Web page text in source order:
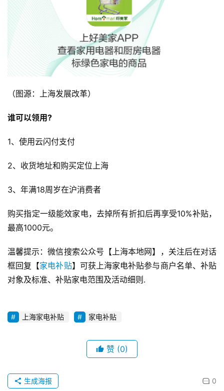
（图源：上海发展改革）
谁可以领用?
1、使用云闪付支付
2、收货地址和购买定位上海
3、年满18周岁在沪消费者
购买指定一级能效家电，去掉所有折扣后再享受10%补贴，
最高1000元。
温馨提示：微信搜索公众号【上海本地网】，关注后在对话
框回复【家电补贴】可获上海家电补贴参与商户名单、补贴
对象及标准、补贴家电范围及活动细则.
上海家电补贴 家电补贴
赞 (0)
0
生成海报